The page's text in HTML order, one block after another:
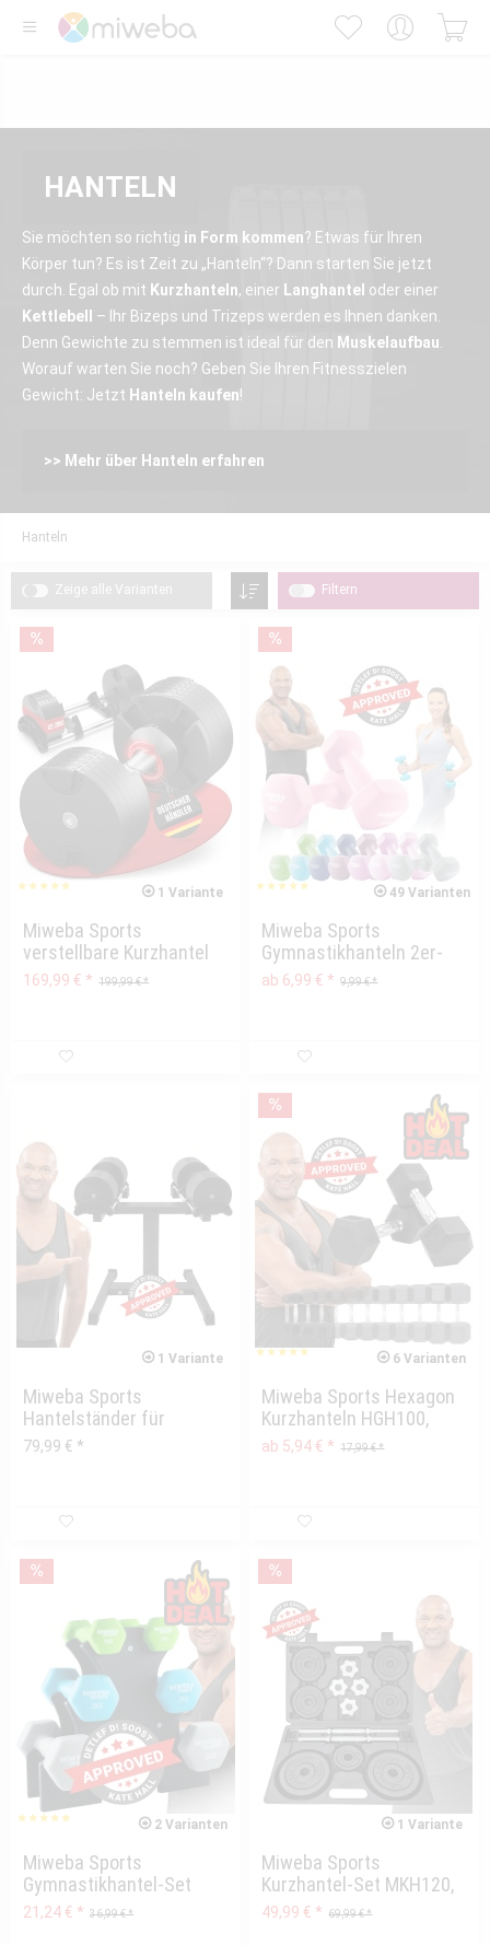
HANTELN
Sie möchten so richtig in Form kommen? Etwas für Ihren
Körper tun? Es ist Zeit zu „Hanteln“? Dann starten Sie jetzt
durch. Egal ob mit Kurzhanteln, einer Langhantel oder einer
Kettlebell
– Ihr Bizeps und Trizeps werden es Ihnen danken.
Denn Gewichte zu stemmen ist ideal für den Muskelaufbau
Worauf warten Sie noch? Geben Sie Ihren Fitnesszielen
Gewicht: Jetzt Hanteln kaufen!
>> Mehr über Hanteln erfahren
Hanteln
Zeige alle Varianten Filtern
1 Variante
Miweba Sports
verstellbare Kurzhantel
VH200, Stahl, 2-28 kg,...
199,99 € *
169,99 € *
49 Varianten
Miweba Sports
Gymnastikhanteln 2er-
Set NKH100,9,99 € *
ab 6,99 € *
1 Variante
Miweba Sports
Hantelständer für
verstellbare
79,99 € *
6 Varianten
Miweba Sports Hexagon
Kurzhanteln HGH100,
Kurzhantel-Set,...
17,99 € *
ab 5,94 € *
2 Varianten
Miweba Sports
Gymnastikhantel-Set
NKH120, 1-3 kg,...
36,99 € *
21,24 € *
1 Variante
Miweba Sports
Kurzhantel-Set MKH120,
20kg, Hantelkoffer,...
69,99 € *
49,99 € *